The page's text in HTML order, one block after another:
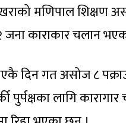
मणिपाल शिक्षण
जना काराकार चलान
दिन गत असोज ८
पुर्पक्षका लागि